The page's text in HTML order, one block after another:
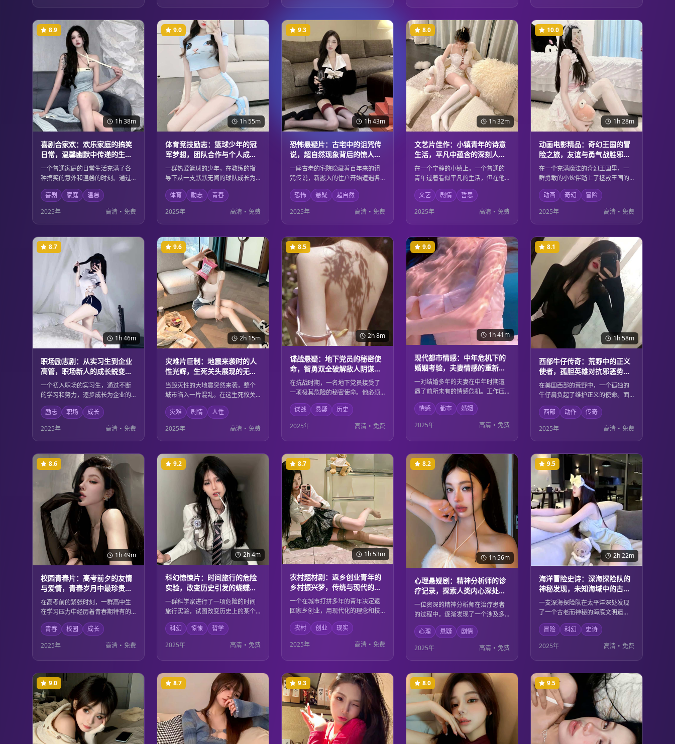
的科幻元素完美结合。
敬。
着每一个追梦人。
家园贡献力量。
1h 38m
8.9
喜剧合家欢：欢乐家庭的搞笑
日常，温馨幽默中传递的生活
哲理
一个普通家庭的日常生活充满了各
种搞笑的意外和温馨的时刻。通过
轻松幽默的故事情节，传递出深刻
的生活哲理，让观众在欢声笑语中
感受到家庭的温暖和生活的美好。
适合全家人一起观看的温馨喜剧。
喜剧 家庭
温馨
2025年
高清 • 免费
1h 55m
9.0
体育竞技励志：篮球少年的冠
军梦想，团队合作与个人成长
的完美诠释
一群热爱篮球的少年，在教练的指
导下从一支默默无闻的球队成长为
冠军队伍。他们在训练和比赛中学
会了团队合作的重要性，也在挫折
中实现了个人的成长和蜕变。激情
四射的篮球场面与感人至深的成长
故事完美结合。
体育 励志
青春
2025年
高清 • 免费
1h 43m
9.3
恐怖悬疑片：古宅中的诅咒传
说，超自然现象背后的惊人秘
密
一座古老的宅院隐藏着百年来的诅
咒传说，新搬入的住户开始遭遇各
种超自然现象。随着调查的深入，
一个被掩埋多年的惊人秘密逐渐浮
出水面。恐怖的氛围营造与悬疑的
剧情发展让观众从头到尾都紧张不
已。
恐怖 悬疑
超自然
2025年
高清 • 免费
1h 32m
8.0
文艺片佳作：小镇青年的诗意
生活，平凡中蕴含的深刻人生
感悟
在一个宁静的小镇上，一个普通的
青年过着看似平凡的生活，但在他
的内心世界里却充满了诗意和哲
思。通过细腻的镜头语言和深刻的
内心独白，展现了平凡生活中蕴含
的深刻人生感悟，让观众重新思考
生活的意义。
文艺 剧情
哲思
2025年
高清 • 免费
1h 28m
10.0
动画电影精品：奇幻王国的冒
险之旅，友谊与勇气战胜邪恶
的童话故事
在一个充满魔法的奇幻王国里，一
群勇敢的小伙伴踏上了拯救王国的
冒险之旅。他们用友谊的力量和无
畏的勇气，战胜了邪恶势力，保护
了美好的家园。精美的动画制作和
温暖的故事内核，适合所有年龄段
的观众观看。
动画 奇幻
冒险
2025年
高清 • 免费
1h 46m
8.7
职场励志剧：从实习生到企业
高管，职场新人的成长蜕变与
人生智慧
一个初入职场的实习生，通过不断
的学习和努力，逐步成长为企业的
高级管理人员。在这个过程中，她
不仅掌握了专业技能，更重要的是
学会了如何在复杂的职场环境中保
持初心，积累了宝贵的人生智慧。
励志 职场
成长
2025年
高清 • 免费
2h 15m
9.6
灾难片巨制：地震来袭时的人
性光辉，生死关头展现的无私
大爱
当毁灭性的大地震突然来袭，整个
城市陷入一片混乱。在这生死攸关
的时刻，普通人展现出了非凡的勇
气和无私的大爱。救援人员、医护
工作者、普通市民，每个人都在用
自己的方式诠释着人性的光辉。
灾难 剧情
人性
2025年
高清 • 免费
2h 8m
8.5
谍战悬疑：地下党员的秘密使
命，智勇双全破解敌人阴谋的
传奇故事
在抗战时期，一名地下党员接受了
一项极其危险的秘密使命。他必须
潜伏在敌人内部，收集重要情报，
同时还要保护自己的身份不被发
现。凭借过人的智慧和坚定的信
念，他成功破解了敌人的阴谋，为
抗战胜利做出了重要贡献。
谍战 悬疑
历史
2025年
高清 • 免费
1h 41m
9.0
现代都市情感：中年危机下的
婚姻考验，夫妻情感的重新审
视与修复
一对结婚多年的夫妻在中年时期遭
遇了前所未有的情感危机。工作压
力、家庭责任、个人理想的冲突让
他们的婚姻面临严峻考验。通过深
入的情感交流和相互理解，他们最
终找到了重新点燃爱情火花的方
情感 都市
婚姻
2025年
高清 • 免费
1h 58m
8.1
西部牛仔传奇：荒野中的正义
使者，孤胆英雄对抗邪恶势力
的经典故事
在美国西部的荒野中，一个孤独的
牛仔肩负起了维护正义的使命。面
对强大的邪恶势力，他凭借精湛的
枪法和坚定的信念，保护着无辜的
民众。这是一个关于勇气、正义和
牺牲的经典西部传奇故事。
西部 动作
传奇
2025年
高清 • 免费
1h 49m
8.6
校园青春片：高考前夕的友情
与爱情，青春岁月中最珍贵的
回忆与成长
在高考前的紧张时刻，一群高中生
在学习压力中经历着青春期特有的
友情与爱情。他们在这个人生的重
要节点上，学会了珍惜友谊、理解
爱情，也在成长中明白了什么是真
正重要的东西。青春的美好与忧伤
在这里得到了完美的诠释。
青春 校园
成长
2025年
高清 • 免费
2h 4m
9.2
科幻惊悚片：时间旅行的危险
实验，改变历史引发的蝴蝶效
应与道德思辨
一群科学家进行了一项危险的时间
旅行实验，试图改变历史上的某个
重要事件。然而，他们的行为引发
了意想不到的蝴蝶效应，整个世界
的历史轨迹都发生了改变。面对这
样的后果，他们必须思考科学探索
的边界和道德责任。
科幻 惊悚
哲学
2025年
高清 • 免费
1h 53m
8.7
农村题材剧：返乡创业青年的
乡村振兴梦，传统与现代的完
美融合
一个在城市打拼多年的青年决定返
回家乡创业，用现代化的理念和技
术改造传统农业。在这个过程中，
他不仅实现了自己的创业梦想，也
为家乡的乡村振兴做出了重要贡
献。传统文化与现代科技在这里得
农村 创业
现实
2025年
高清 • 免费
1h 56m
8.2
心理悬疑剧：精神分析师的诊
疗记录，探索人类内心深处的
黑暗秘密
一位资深的精神分析师在治疗患者
的过程中，逐渐发现了一个涉及多
人的心理阴谋。每个患者的症状背
后都隐藏着不为人知的秘密，而这
些秘密最终指向了一个令人震惊的
真相。人性的复杂和内心的黑暗在
这里得到了深刻的探讨。
心理 悬疑
剧情
2025年
高清 • 免费
2h 22m
9.5
海洋冒险史诗：深海探险队的
神秘发现，未知海域中的古老
文明与现代科技
一支深海探险队在太平洋深处发现
了一个古老而神秘的海底文明遗
迹。这个发现不仅改写了人类历
史，也引发了关于古代文明与现代
科技关系的思考。在探索的过程
中，队员们面临着来自深海的未知
危险和道德选择。
冒险 科幻
史诗
2025年
高清 • 免费
9.0 8.7 9.3 8.0 9.5